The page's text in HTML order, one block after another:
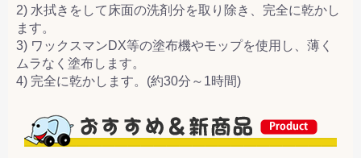
2) 水拭きをして床面の洗剤分を取り除き、完全に乾かし
ます。
3) ワックスマンDX等の塗布機やモップを使用し、薄く
ムラなく塗布します。
4) 完全に乾かします。(約30分～1時間)